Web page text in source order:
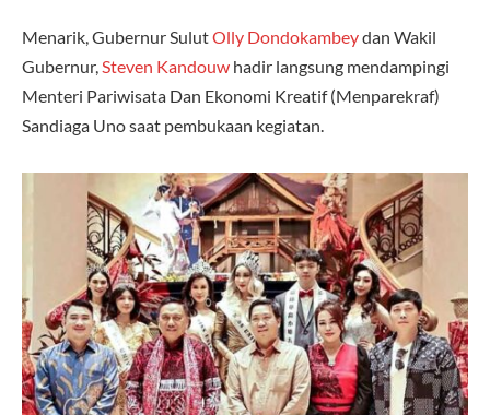
Menarik, Gubernur SulutOlly Dondokambeydan Wakil
Gubernur,Steven Kandouw hadir langsung mendampingi
Menteri Pariwisata Dan Ekonomi Kreatif (Menparekraf)
Sandiaga Uno saat pembukaan kegiatan.